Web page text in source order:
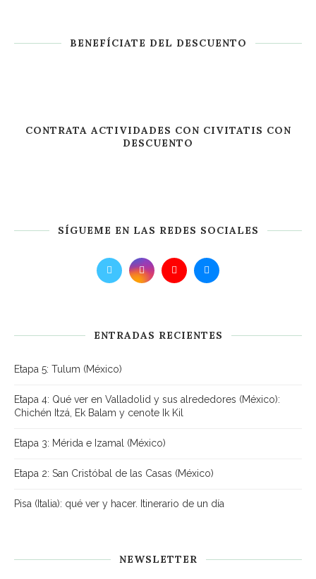
BENEFÍCIATE DEL DESCUENTO
CONTRATA ACTIVIDADES CON CIVITATIS CON
DESCUENTO
SÍGUEME EN LAS REDES SOCIALES
ENTRADAS RECIENTES
Etapa 5: Tulum (México)
Etapa 4: Qué ver en Valladolid y sus alrededores (México):
Chichén Itzá, Ek Balam y cenote Ik Kil
Etapa 3: Mérida e Izamal (México)
Etapa 2: San Cristóbal de las Casas (México)
Pisa (Italia): qué ver y hacer. Itinerario de un día
NEWSLETTER